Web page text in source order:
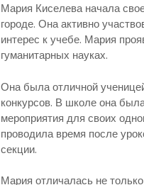
Мария Киселева начала
городе. Она активно
интерес к учебе. Мария
гуманитарных науках.
Она была отличной
конкурсов. В школе она
мероприятия для своих
проводила время после
секции.
Мария отличалась не